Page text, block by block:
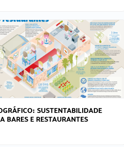
SUSTENTABILIDADE
BARES E RESTAURANTES